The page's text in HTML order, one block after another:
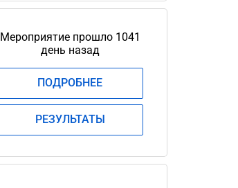
Мероприятие прошло 1041
день назад
ПОДРОБНЕЕ
РЕЗУЛЬТАТЫ